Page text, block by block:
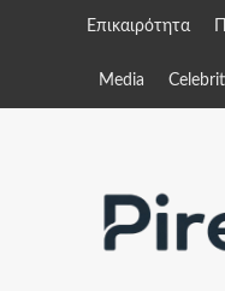
Επικαιρότητα
Media